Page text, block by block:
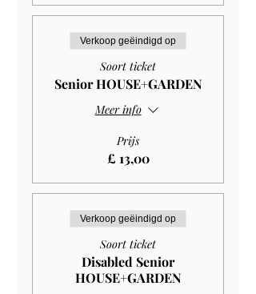
Verkoop geëindigd op
Soort ticket
Senior HOUSE+GARDEN
Meer info
Prijs
£ 13,00
Verkoop geëindigd op
Soort ticket
Disabled Senior
HOUSE+GARDEN